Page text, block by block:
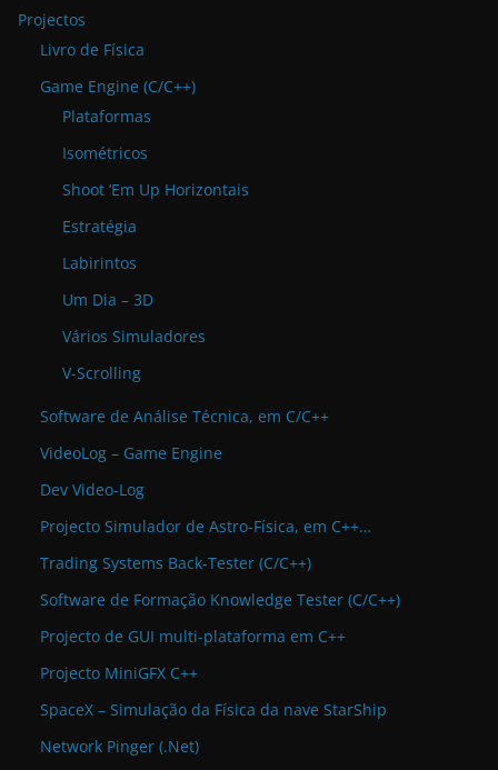
Projectos
Livro de Física
Game Engine (C/C++)
Plataformas
Isométricos
Shoot ‘Em Up Horizontais
Estratégia
Labirintos
Um Dia – 3D
Vários Simuladores
V-Scrolling
Software de Análise Técnica, em C/C++
VideoLog – Game Engine
Dev Video-Log
Projecto Simulador de Astro-Física, em C++…
Trading Systems Back-Tester (C/C++)
Software de Formação Knowledge Tester (C/C++)
Projecto de GUI multi-plataforma em C++
Projecto MiniGFX C++
SpaceX – Simulação da Física da nave StarShip
Network Pinger (.Net)